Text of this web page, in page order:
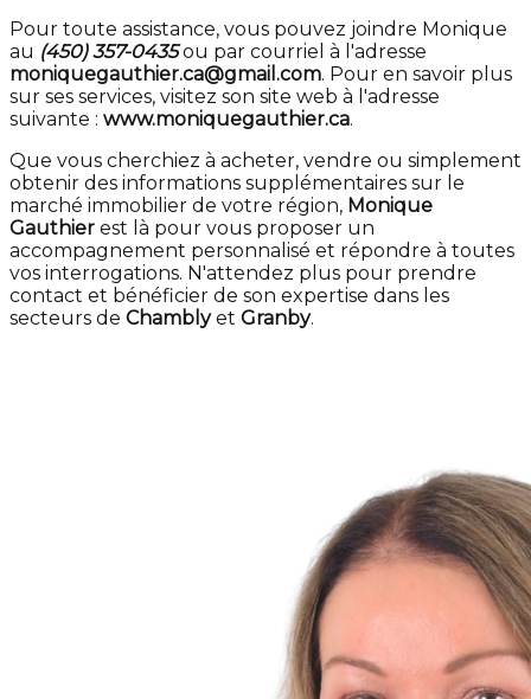
Pour toute assistance, vous pouvez joindre Monique
au (450) 357-0435ou par courriel à l'adresse
moniquegauthier.ca@gmail.com. Pour en savoir plus
sur ses services, visitez son site web à l'adresse
suivante : www.moniquegauthier.ca.
Que vous cherchiez à acheter, vendre ou simplement
obtenir des informations supplémentaires sur le
marché immobilier de votre région, Monique
Gauthier est là pour vous proposer un
accompagnement personnalisé et répondre à toutes
vos interrogations. N'attendez plus pour prendre
contact et bénéficier de son expertise dans les
secteurs de Chamblyet Granby.